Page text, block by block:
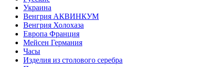
Украина
Венгрия АКВИНКУМ
Венгрия Холохаза
Европа Франция
Мейсен Германия
Часы
Изделия из столового серебра